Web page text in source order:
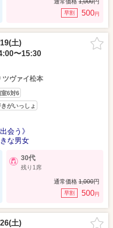
通常価格 1,000円
早割 500円
土)
〜15:30
ツヴァイ松本
室6対6
がいっしょ
会う》
な男女
30代
残り1席
通常価格 1,000円
早割 500円
土)